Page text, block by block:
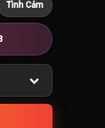
Tình Cảm